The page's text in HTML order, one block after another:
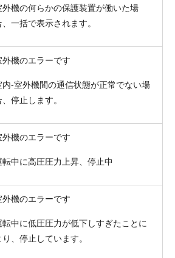
外機の何らかの保護装置が働いた場
、一括で表示されます。
外機のエラーです
内-室外機間の通信状態が正常でない場
、停止します。
外機のエラーです
転中に高圧圧力上昇、停止中
外機のエラーです
転中に低圧圧力が低下しすぎたことに
り、停止しています。